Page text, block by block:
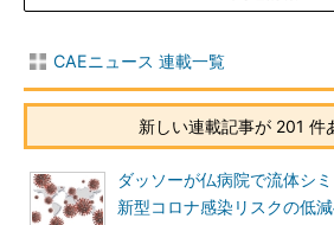
CAEニュース 連載一覧
新しい連載記事が 201 件
ダッソーが仏病院で流体シ
新型コロナ感染リスクの低